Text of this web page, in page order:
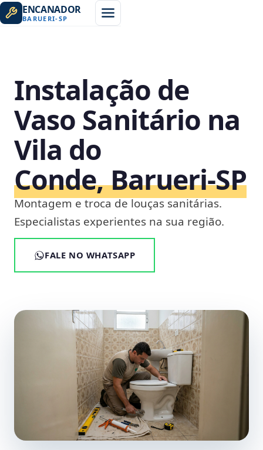
ENCANADOR
BARUERI-SP
Instalação de
Vaso Sanitário na
Vila do
Conde, Barueri‑SP
Montagem e troca de louças sanitárias.
Especialistas experientes na sua região.
FALE NO WHATSAPP